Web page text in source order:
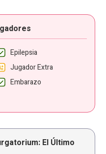
Epilepsia
Jugador Extra
Embarazo
El Último